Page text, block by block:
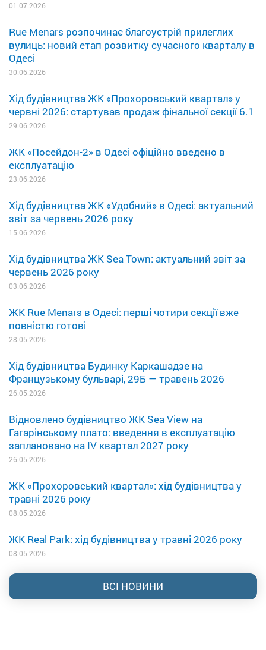
01.07.2026
Rue Menars розпочинає благоустрій прилеглих
вулиць: новий етап розвитку сучасного кварталу в
Одесі
30.06.2026
Хід будівництва ЖК «Прохоровський квартал» у
червні 2026: стартував продаж фінальної секції 6.1
29.06.2026
ЖК «Посейдон-2» в Одесі офіційно введено в
експлуатацію
23.06.2026
Хід будівництва ЖК «Удобний» в Одесі: актуальний
звіт за червень 2026 року
15.06.2026
Хід будівництва ЖК Sea Town: актуальний звіт за
червень 2026 року
03.06.2026
ЖК Rue Menars в Одесі: перші чотири секції вже
повністю готові
28.05.2026
Хід будівництва Будинку Каркашадзе на
Французькому бульварі, 29Б — травень 2026
26.05.2026
Відновлено будівництво ЖК Sea View на
Гагарінському плато: введення в експлуатацію
заплановано на IV квартал 2027 року
26.05.2026
ЖК «Прохоровський квартал»: хід будівництва у
травні 2026 року
08.05.2026
ЖК Real Park: хід будівництва у травні 2026 року
08.05.2026
ВСІ НОВИНИ